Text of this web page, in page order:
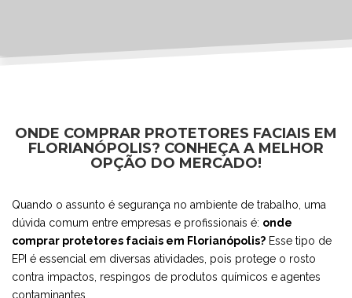
ONDE COMPRAR PROTETORES FACIAIS EM
FLORIANÓPOLIS? CONHEÇA A MELHOR
OPÇÃO DO MERCADO!
Quando o assunto é segurança no ambiente de trabalho, uma
dúvida comum entre empresas e profissionais é: onde
comprar protetores faciais em Florianópolis? Esse tipo de
EPI é essencial em diversas atividades, pois protege o rosto
contra impactos, respingos de produtos químicos e agentes
contaminantes.